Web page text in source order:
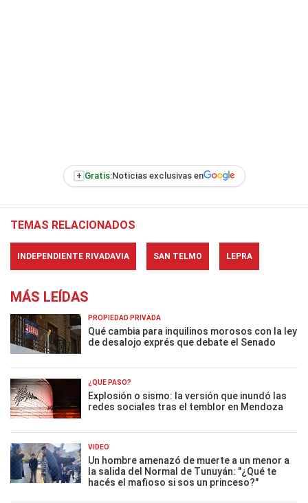
+ Gratis:Noticias exclusivas en
TEMAS RELACIONADOS
INDEPENDIENTE RIVADAVIA SAN TELMO LEPRA
MÁS LEÍDAS
PROPIEDAD PRIVADA
Qué cambia para inquilinos morosos con la ley
de desalojo exprés que debate el Senado
¿QUÉ PASÓ?
Explosión o sismo: la versión que inundó las
redes sociales tras el temblor en Mendoza
VIDEO
Un hombre amenazó de muerte a un menor a
la salida del Normal de Tunuyán: "¿Qué te
hacés el mafioso si sos un princeso?"